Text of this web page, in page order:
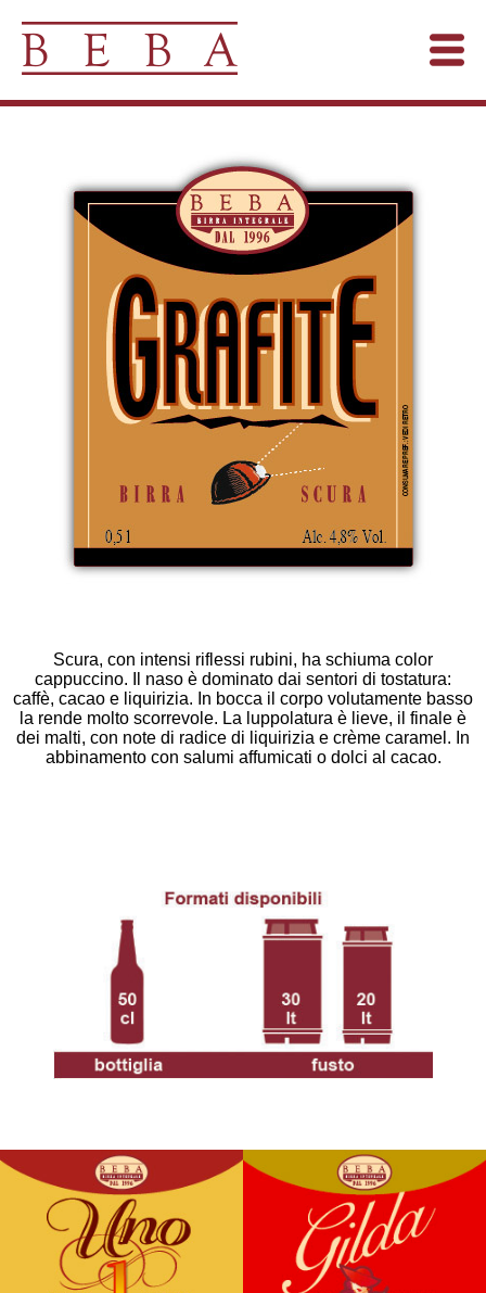
Scura, con intensi riflessi rubini, ha schiuma color
cappuccino. Il naso è dominato dai sentori di tostatura:
caffè, cacao e liquirizia. In bocca il corpo volutamente basso
la rende molto scorrevole. La luppolatura è lieve, il finale è
dei malti, con note di radice di liquirizia e crème caramel. In
abbinamento con salumi affumicati o dolci al cacao.